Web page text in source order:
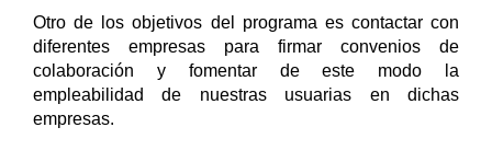
Otro de los objetivos del programa es contactar con
diferentes empresas para firmar convenios de
colaboración y fomentar de este modo la
empleabilidad de nuestras usuarias en dichas
empresas.